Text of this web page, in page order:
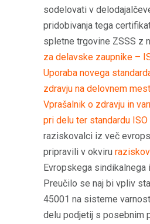
sodelovati v
pridobivanja tega
spletne trgovine ZSSS z
za delavske zaupnike –
Uporaba novega
zdravju na delovnem
Vprašalnik o zdravju in
pri delu ter standardu ISO
raziskovalci iz več
pripravili v okviru
Evropskega sindikalnega
Preučilo se naj bi vpliv
45001 na sisteme
delu podjetij s posebnim